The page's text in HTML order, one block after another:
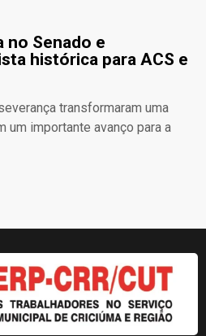
no Senado e
histórica para ACS e
transformaram uma
um importante avanço para a